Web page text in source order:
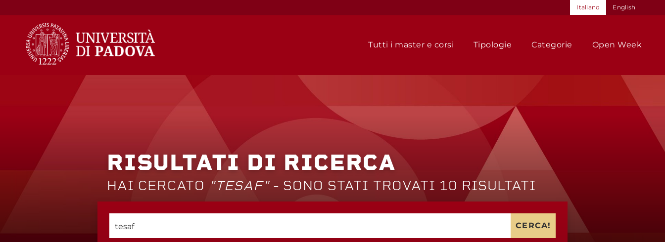
contenuto
Italiano English
Tutti i master e corsi Tipologie Categorie Open Week
RISULTATI DI RICERCA
HAI CERCATO "TESAF"- SONO STATI TROVATI 10 RISULTATI
CERCA!